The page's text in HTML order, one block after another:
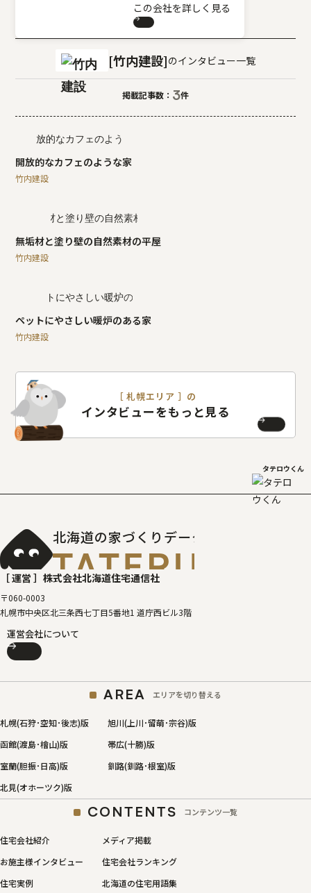
この会社を詳しく見る
竹内建設 のインタビュー一覧
掲載記事数： 3件
開放的なカフェのような家
竹内建設
無垢材と塗り壁の自然素材の平屋
竹内建設
ペットにやさしい暖炉のある家
竹内建設
［ 札幌エリア ］の
インタビューをもっと見る
タテロウくん
北海道の家づくりデータベース
［ 運営 ］ 株式会社北海道住宅通信社
〒060-0003
札幌市中央区北三条西七丁目5番地1 道庁西ビル3階
運営会社について
AREA エリアを切り替える
札幌(石狩･空知･後志)版
旭川(上川･留萌･宗谷)版
函館(渡島･檜山)版
帯広(十勝)版
室蘭(胆振･日高)版
釧路(釧路･根室)版
北見(オホーツク)版
CONTENTS コンテンツ一覧
住宅会社紹介
メディア掲載
お施主様インタビュー
住宅会社ランキング
住宅実例
北海道の住宅用語集